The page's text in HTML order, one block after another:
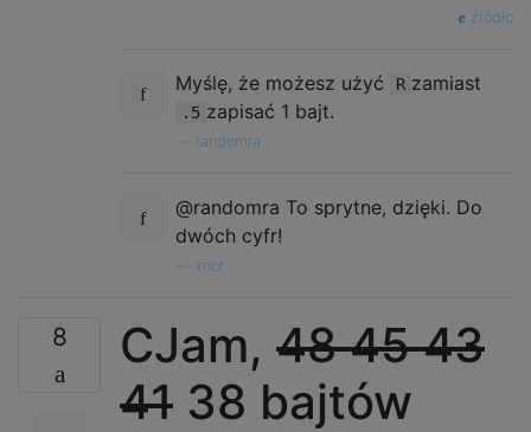
źródło
Myślę, że możesz użyć R zamiast
.5 zapisać 1 bajt.
randomra
@randomra To sprytne, dzięki. Do
dwóch cyfr!
xnor
8 CJam, 48 45 43
41 38 bajtów